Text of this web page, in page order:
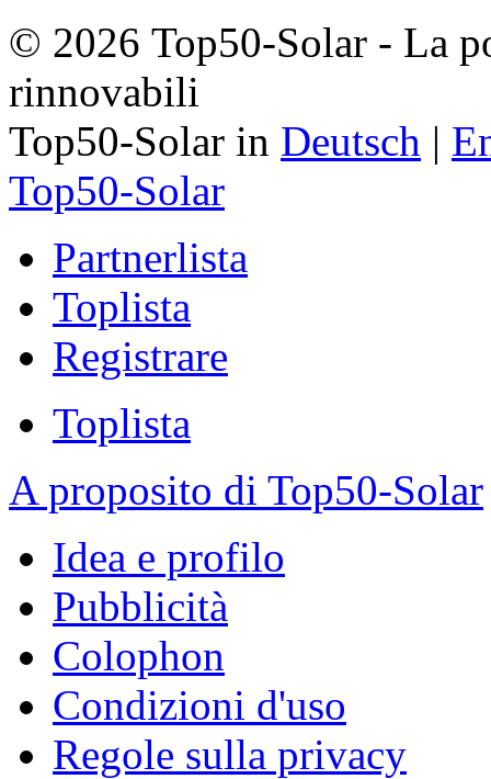
© 2026 Top50-Solar - La
rinnovabili
Top50-Solar in Deutsch |
Top50-Solar
Partnerlista
Toplista
Registrare
Toplista
A proposito di Top50-Solar
Idea e profilo
Pubblicità
Colophon
Condizioni d'uso
Regole sulla privacy